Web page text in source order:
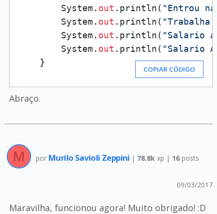
        System.
out .println( "Entrou
        System.
out .println( "Trabalha
        System.
out .println( "Salario
        System.
out .println( "Salario
    }
COPIAR CÓDIGO
Abraço.
por Murilo Savioli Zeppini | 78.8k xp | 16 posts
09/03/2017
Maravilha, funcionou agora! Muito obrigado! :D